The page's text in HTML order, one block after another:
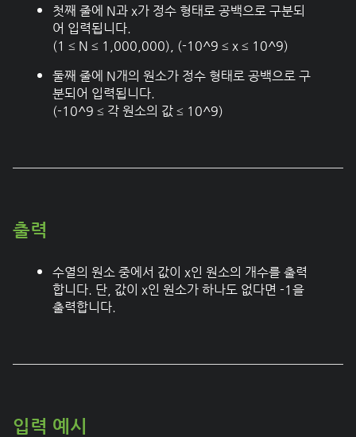
첫째 줄에 N과 x가 정수 형태로 공백으로 구분되
어 입력됩니다.
(1 ≤ N ≤ 1,000,000), (-10^9 ≤ x ≤ 10^9)
둘째 줄에 N개의 원소가 정수 형태로 공백으로 구
분되어 입력됩니다.
(-10^9 ≤ 각 원소의 값 ≤ 10^9)
출력
수열의 원소 중에서 값이 x인 원소의 개수를 출력
합니다. 단, 값이 x인 원소가 하나도 없다면 -1을
출력합니다.
입력 예시